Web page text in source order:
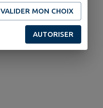
VALIDER MON CHOIX
AUTORISER